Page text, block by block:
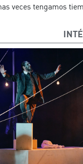
veces tengamos